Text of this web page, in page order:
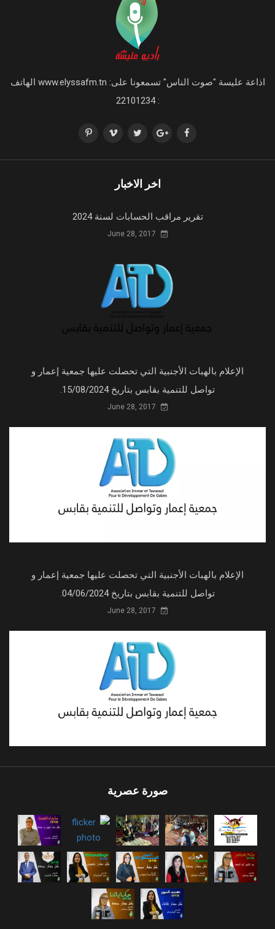
اذاعة عليسة "صوت الناس" تسمعونا على: www.elyssafm.tn الهاتف
: 22101234
اخر الاخبار
تقرير مراقب الحسابات لسنة 2024
الإعلام بالهبات الأجنبية التي تحصلت عليها جمعية إعمار و
تواصل للتنمية بقابس بتاريخ 15/08/2024.
الإعلام بالهبات الأجنبية التي تحصلت عليها جمعية إعمار و
تواصل للتنمية بقابس بتاريخ 04/06/2024.
صورة عصرية